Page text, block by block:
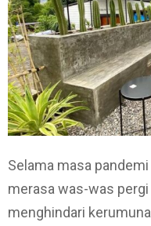
Selama masa
merasa was-was
menghindari